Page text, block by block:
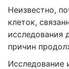
Неизвестно,
клеток,
исследования
причин
Исследование